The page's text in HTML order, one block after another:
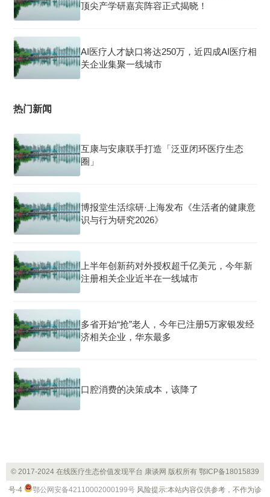
顶尖产学研嘉宾阵容正式揭晓！
AI医疗人才缺口将达250万，近四成AI医疗相
关企业集聚一线城市
热门新闻
互康与安康联手打造「泛亚闭环医疗生态
圈」
博报堂生活综研·上海发布《生活者的健康意
识与行为研究2026》
上半年创新药对外授权超千亿美元，今年新
注册相关企业近半在一线城市
多省开始“抢”老人，今年已注册5万家银发经
济相关企业，华东最多
口腔消费的决策成本，该降了
© 2017-2024 在线医疗生态价值发现平台 康谈网 版权所有 鄂ICP备18015839
号-4 鄂公网安备42110002000199号 风险提示:本站内容仅供参考，不作为诊